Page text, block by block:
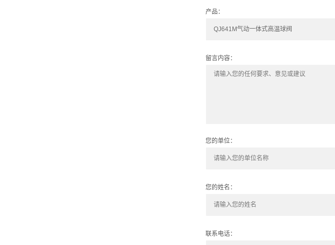
产品：
留言内容：
您的单位：
您的姓名：
联系电话：